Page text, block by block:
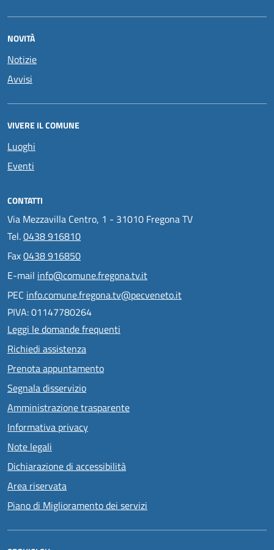
NOVITÀ
Notizie
Avvisi
VIVERE IL COMUNE
Luoghi
Eventi
CONTATTI
Via Mezzavilla Centro, 1 - 31010 Fregona TV
Tel.0438 916810
Fax0438 916850
E-mail info@comune.fregona.tv.it
PEC info.comune.fregona.tv@pecveneto.it
PIVA: 01147780264
Leggi le domande frequenti
Richiedi assistenza
Prenota appuntamento
Segnala disservizio
Amministrazione trasparente
Informativa privacy
Note legali
Dichiarazione di accessibilità
Area riservata
Piano di Miglioramento dei servizi